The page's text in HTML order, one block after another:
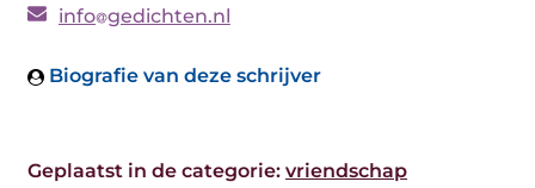
info gedichten.nl
Biografie van deze schrijver
Geplaatst in de categorie: vriendschap